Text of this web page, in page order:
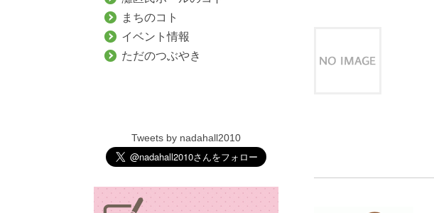
まちのコト
イベント情報
ただのつぶやき
Tweets by nadahall2010